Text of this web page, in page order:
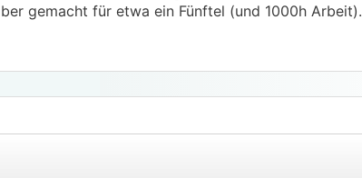
gemacht für etwa ein Fünftel (und 1000h Arbeit).